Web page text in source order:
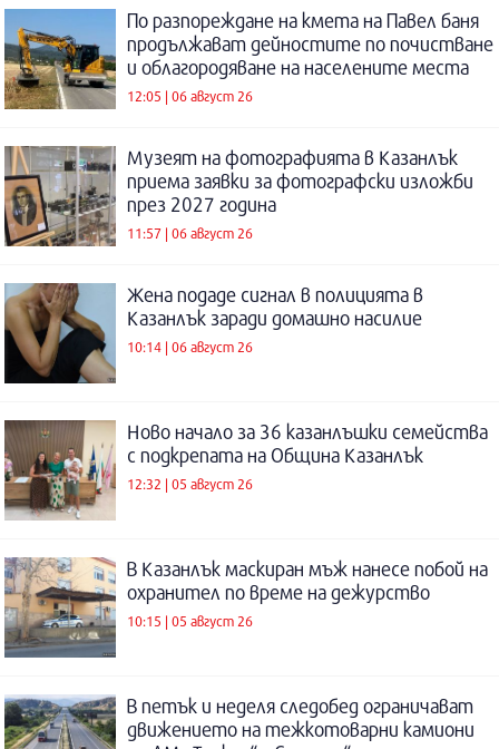
По разпореждане на кмета на Павел баня
продължават дейностите по почистване
и облагородяване на населените места
12:05 | 06 август 26
Музеят на фотографията в Казанлък
приема заявки за фотографски изложби
през 2027 година
11:57 | 06 август 26
Жена подаде сигнал в полицията в
Казанлък заради домашно насилие
10:14 | 06 август 26
Ново начало за 36 казанлъшки семейства
с подкрепата на Община Казанлък
12:32 | 05 август 26
В Казанлък маскиран мъж нанесе побой на
охранител по време на дежурство
10:15 | 05 август 26
В петък и неделя следобед ограничават
движението на тежкотоварни камиони